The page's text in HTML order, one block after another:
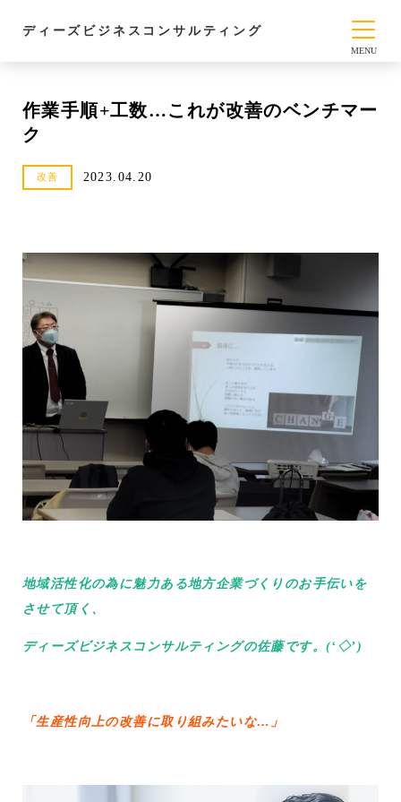
ディーズビジネスコンサルティング
作業手順+工数…これが改善のベンチマー
ク
改善 2023.04.20
地域活性化の為に魅力ある地方企業づくりのお手伝いを
させて頂く、
ディーズビジネスコンサルティングの佐藤です。(‘◇’)ゞ
「生産性向上の改善に取り組みたいな…」